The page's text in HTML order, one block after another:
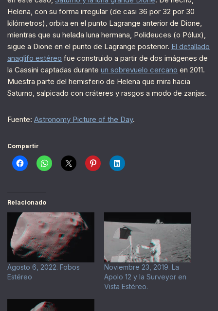
Helena, con su forma irregular (de casi 36 por 32 por 30
kilómetros), orbita en el punto Lagrange anterior de Dione,
mientras que su helada luna hermana, Polideuces (o Pólux),
sigue a Dione en el punto de Lagrange posterior. El detallado
anaglifo estéreo fue construido a partir de dos imágenes de
la Cassini captadas durante un sobrevuelo cercano en 2011.
Muestra parte del hemisferio de Helena que mira hacia
Saturno, salpicado con cráteres y rasgos a modo de zanjas.
Fuente: Astronomy Picture of the Day.
Compartir
Relacionado
Agosto 6, 2022. Fobos
Estéreo
Noviembre 23, 2019. La
Apolo 12 y la Surveyor en
Vista Estéreo.